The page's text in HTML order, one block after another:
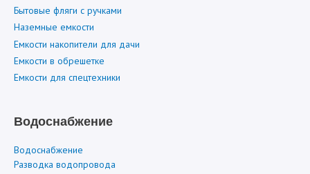
Бытовые фляги с ручками
Наземные емкости
Емкости накопители для дачи
Емкости в обрешетке
Емкости для спецтехники
Водоснабжение
Водоснабжение
Разводка водопровода